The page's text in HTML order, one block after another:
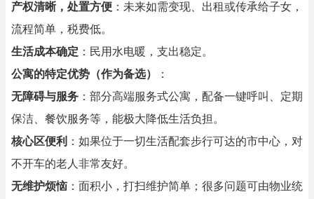
产权清晰，处置方便 ：未来如需变现、出租或传承给子女，
流程简单，税费低。
生活成本确定 ：民用水电暖，支出稳定。
公寓的特定优势（作为备选）
：
无障碍与服务 ：部分高端服务式公寓，配备一键呼叫、定期
保洁、餐饮服务等，能极大降低生活负担。
核心区便利 ：如果位于一切生活配套步行可达的市中心，对
不开车的老人非常友好。
无维护烦恼：面积小，打扫维护简单；很多问题可由物业统